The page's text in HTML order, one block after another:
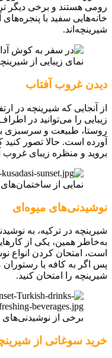
رومی هستند و برخی دیگر
خانه‌هایی سفید با
شیرینچه‌اند.
نمای زیبایی از
دیدن غروب آفتاب
از آنجایی که شیرینچه در
زیبایی را می‌توانید در
روستا، طبیعت و سرسبزی
آورده است. حالا تصور
بروید و منظره زیبای غروب
نمایی از
نوشیدنی‌های میوه‌ای
شیرینچه در ترکیه، به
به‌خاطر همین، یکی از
است، امتحان کردن انواع
پس اگر به کافه یا
شیرینچه را امتحان کنید.
برخی از نوشیدنی‌های
خرید سوغاتی از